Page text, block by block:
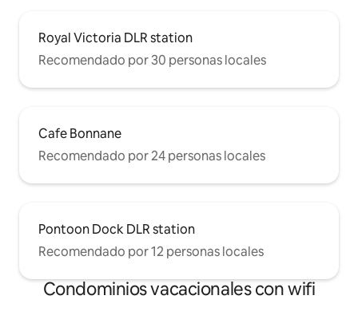
Royal Victoria DLR station
Recomendado por 30 personas locales
Cafe Bonnane
Recomendado por 24 personas locales
Pontoon Dock DLR station
Recomendado por 12 personas locales
Condominios vacacionales con wifi